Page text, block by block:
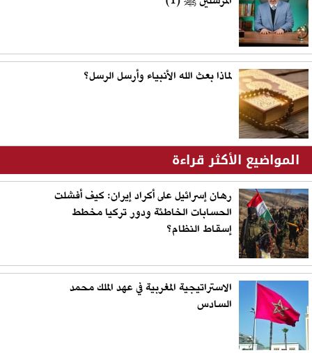
لماذا بعث الله الأنبياء وأرسل الرسل؟
المواضيع الأكثر قراءة
رهان إسرائيل على أكراد إيران: كيف أفشلت
الحسابات الخاطئة ودور تركيا مخطط
إسقاط النظام؟
الاستراتيجية المغربية في عهد الملك محمد
السادس